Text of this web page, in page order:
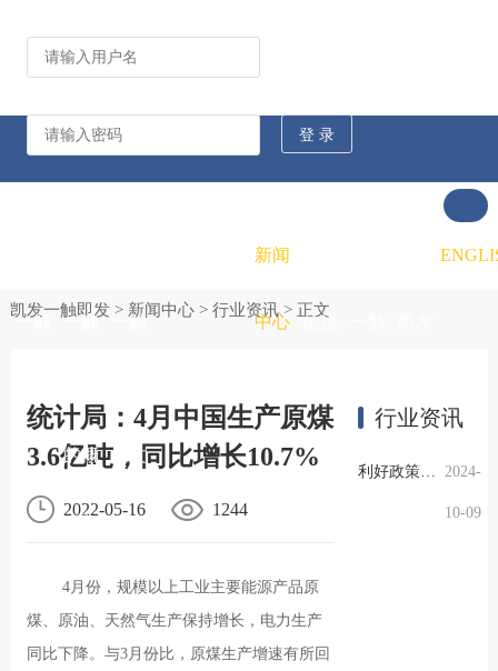
一触 一触
的概
况
一触
的文
化
新闻
中心 信息
凯发一触即发> 新闻中心> 行业资讯> 正文
统计局：4月中国生产原煤
3.6亿吨，同比增长10.7%
2022-05-16 1244
4月份，规模以上工业主要能源产品原
煤、原油、天然气生产保持增长，电力生产
同比下降。与3月份比，原煤生产增速有所回
行业资讯
利好政策提振钢市信心，四季度行业需求或小幅上升 2024-
10-09